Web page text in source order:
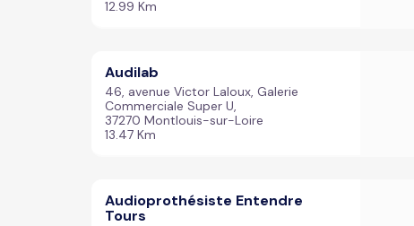
12.99 Km
Audilab
46, avenue Victor Laloux, Galerie
Commerciale Super U,
37270 Montlouis-sur-Loire
13.47 Km
Audioprothésiste Entendre
Tours